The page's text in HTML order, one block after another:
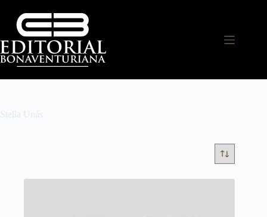
Stella Unás